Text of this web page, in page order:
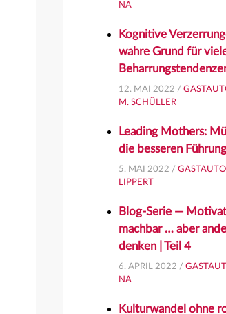
NA
Kognitive
wahre Grund für
12. MAI 2022 /
M. SCHÜLLER
Leading Mothers:
die besseren
5. MAI 2022 /
LIPPERT
Blog-Serie —
machbar … aber
denken | Teil 4
6. APRIL 2022 /
NA
Kulturwandel ohne